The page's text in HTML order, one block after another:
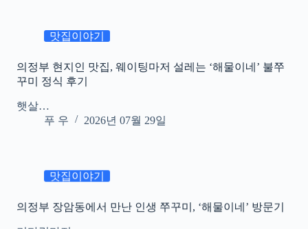
맛집이야기
의정부 현지인 맛집, 웨이팅마저 설레는 ‘해물이네’ 불쭈
꾸미 정식 후기
햇살…
푸 우
2026년 07월 29일
맛집이야기
의정부 장암동에서 만난 인생 쭈꾸미, ‘해물이네’ 방문기